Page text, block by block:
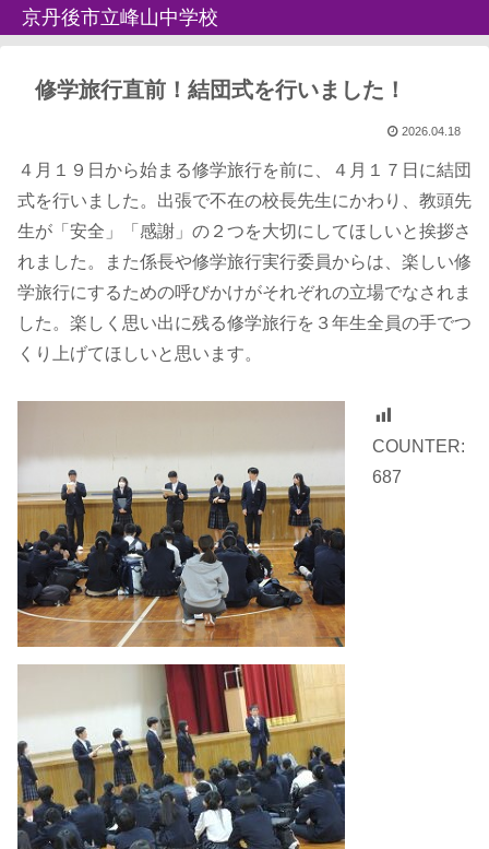
京丹後市立峰山中学校
修学旅行直前！結団式を行いました！
2026.04.18
４月１９日から始まる修学旅行を前に、４月１７日に結団
式を行いました。出張で不在の校長先生にかわり、教頭先
生が「安全」「感謝」の２つを大切にしてほしいと挨拶さ
れました。また係長や修学旅行実行委員からは、楽しい修
学旅行にするための呼びかけがそれぞれの立場でなされま
した。楽しく思い出に残る修学旅行を３年生全員の手でつ
くり上げてほしいと思います。
COUNTER:
687